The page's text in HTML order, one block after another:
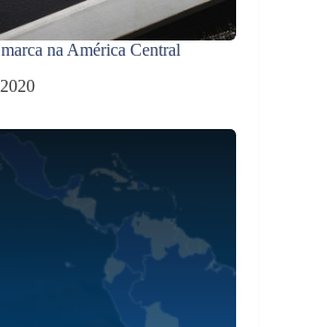
na América Central